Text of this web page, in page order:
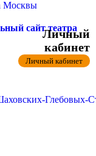
Москвы
сайт театра
Личный
кабинет
Личный кабинет